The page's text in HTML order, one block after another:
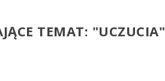
TEMAT: "UCZUCIA"